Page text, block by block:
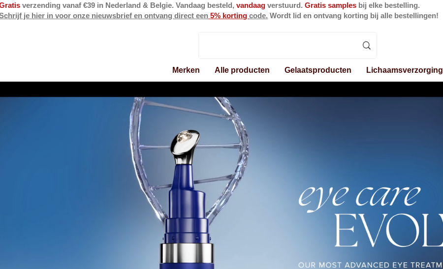
verzending vanaf €39 in Nederland & Belgie. Vandaag besteld,vandaag verstuurd.Gratis samples bij elke bestelling.
je hier in voor onze nieuwsbrief en ontvang direct een 5% kortingcode. Wordt lid en ontvang korting bij alle bestellingen!
Merken Alle producten Gelaatsproducten Lichaamsverzorging